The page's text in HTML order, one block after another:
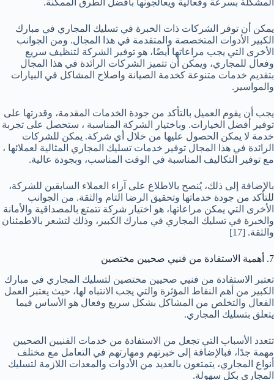
يمكن أن توفر الشركات ذات الخبرة في تسليك المجاري في مبارك
الكبير الأدوات المتخصصة والمتقدمة في هذا المجال. ومن الجوانب
الأخرى التي يجب مراعاتها أيضًا، هو توفير الشركة لتنظيف سريع
وفعال للمجاري، ويمكن أن تتميز الشركات الرائدة في هذا المجال
بتقديم خدمات متنوعة كخدمة الصيانة واصلاح المشاكل في البيارات
والمواسير.
يجب أن يقوم العميل بالتأكد من جودة الخدمات المقدمة، وقدرتها على
توفير أفضل الخيارات. وباختيار الشركة المناسبة ، ستحصل على تجربة
خدمة لا يمكن الحصول عليها من خلال أي شركة. يمكن للشركات
الرائدة في هذا المجال توفير خدمات تسليك المجاري المثالية لعملائها ،
مع توفير التكاليف المناسبة في الوقت المناسب، وبجودة عالية.
بالإضافة إلى ذلك، يُنصح بالاطلاع على آراء العملاء السابقين للشركة،
للتأكد من جودة خدماتها وتحقيق الرضا التام والثقة. من الجوانب
الأخرى التي يمكن مراعاتها، هو اختيار شركة تتمتع بالمصداقية والأمانة
والخبرة في تسليك المجاري في مبارك الكبير، وذلك لتشعر بالاطمئنان
والثقة. [17]
7. أهمية الاستفادة من فنيي صحيين مختصين
تعتبر الاستفادة من فنيي صحيين مختصين لتسليك المجاري في مبارك
الكبير من أهم النقاط المؤثرة والتي يجب الانتباه لها، حيث يعتبر العمل
الفعال والتخلص من المشاكل بشكل سريع وفعال هو الأساس فيما
يتعلق بتسليك المجاري.
تتعدد الأسباب التي تجعل من الاستفادة من خدمات الفنيين الصحيين
مهمة جدًا، فبالإضافة إلى خبرتهم ومهارتهم في التعامل مع مختلف
أنواع المجاري، يتمتعون بالعديد من الأدوات والمعدات اللازمة لتسليك
المجاري بكل سهولة.